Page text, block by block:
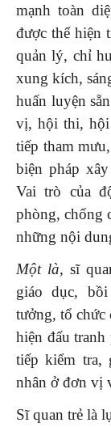
mạnh toàn
được thể hiện
quản lý, chỉ
xung kích,
huấn luyện
vị, hội thi, hội
tiếp tham
biện pháp
Vai trò của
phòng, chống
những nội
Một là, sĩ
giáo dục,
tưởng, tổ chức
hiện đấu
tiếp kiểm tra,
nhân ở đơn vị
Sĩ quan trẻ là